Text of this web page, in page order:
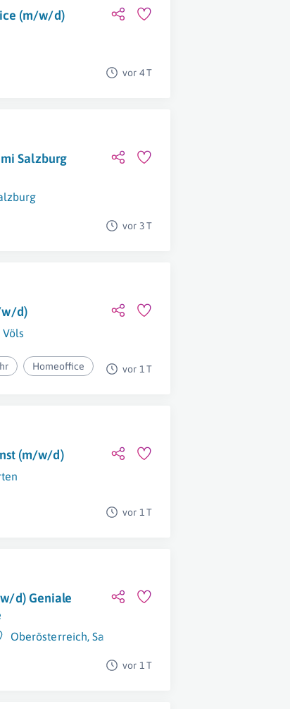
(m/w/d)
vor 4 T
Salzburg
vor 3 T
w/d)
Völs
Homeoffice vor 1 T
(m/w/d)
vor 1 T
d) Geniale
Oberösterreich,Salzburg
vor 1 T